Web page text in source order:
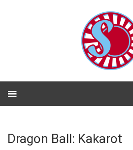
Dragon Ball: Kakarot